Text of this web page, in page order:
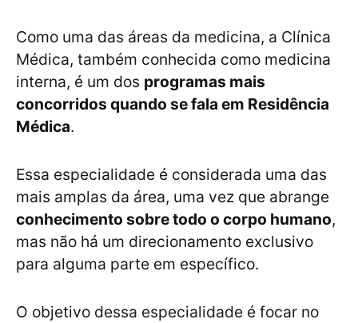
Como uma das áreas da medicina, a Clínica
Médica, também conhecida como medicina
interna, é um dos programas mais
concorridos quando se fala em Residência
Médica.
Essa especialidade é considerada uma das
mais amplas da área, uma vez que abrange
conhecimento sobre todo o corpo humano,
mas não há um direcionamento exclusivo
para alguma parte em específico.
O objetivo dessa especialidade é focar no